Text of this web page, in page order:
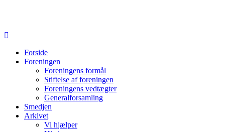
Forside
Foreningen
Foreningens formål
Stiftelse af foreningen
Foreningens vedtægter
Generalforsamling
Smedjen
Arkivet
Vi hjælper